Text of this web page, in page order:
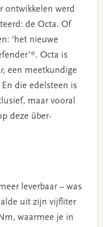
ontwikkelen werd
de Octa. Of
‘het nieuwe
Octa is
, een meetkundige
die edelsteen is
maar vooral
deze über-
leverbaar – was
uit zijn vijfliter
waarmee je in